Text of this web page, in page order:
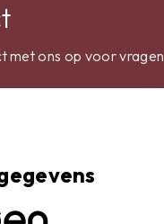
met ons op voor vragen